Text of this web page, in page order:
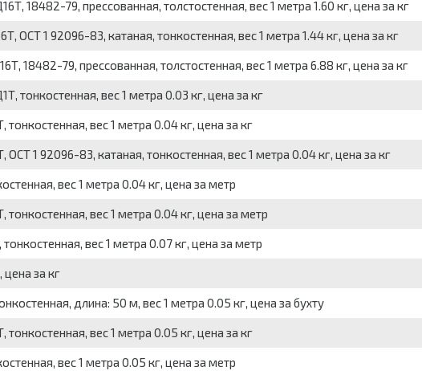
18482-79, прессованная, толстостенная, вес 1 метра 1.60 кг, цена за кг
ОСТ 1 92096-83, катаная, тонкостенная, вес 1 метра 1.44 кг, цена за кг
18482-79, прессованная, толстостенная, вес 1 метра 6.88 кг, цена за кг
тонкостенная, вес 1 метра 0.03 кг, цена за кг
вес 1 метра 0.04 кг, цена за кг
1 92096-83, катаная, тонкостенная, вес 1 метра 0.04 кг, цена за кг
вес 1 метра 0.04 кг, цена за метр
вес 1 метра 0.04 кг, цена за метр
вес 1 метра 0.07 кг, цена за метр
за кг
длина: 50 м, вес 1 метра 0.05 кг, цена за бухту
вес 1 метра 0.05 кг, цена за кг
вес 1 метра 0.05 кг, цена за метр